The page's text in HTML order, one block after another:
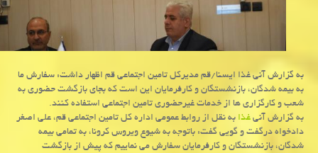
به گزارش آنی غذا ایسنا/قم مدیركل تامین اجتماعی قم اظهار داشت: سفارش ما
به بیمه شدگان، بازنشستگان و كارفرمایان این است كه بجای بازگشت حضوری به
شعب و كارگزاری ها از خدمات غیرحضوری تامین اجتماعی استفاده كنند.
به گزارش آنیغذابه نقل از روابط عمومی اداره كل تامین اجتماعی قم، علی اصغر
دادخواه درگفت و گویی گفت: باتوجه به شیوع ویروس كرونا، به تمامی بیمه
شدگان، بازنشستگان و كارفرمایان سفارش می نماییم كه پیش از بازگشت